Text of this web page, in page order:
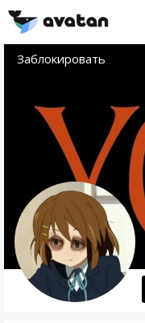
Заблокировать